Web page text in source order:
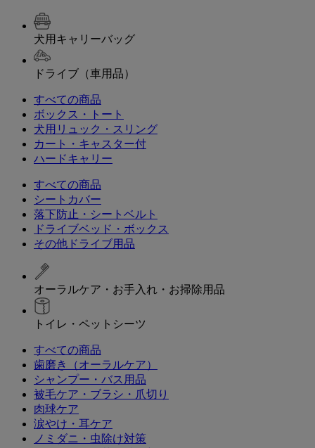
犬用キャリーバッグ
ドライブ（車用品）
すべての商品
ボックス・トート
犬用リュック・スリング
カート・キャスター付
ハードキャリー
すべての商品
シートカバー
落下防止・シートベルト
ドライブベッド・ボックス
その他ドライブ用品
オーラルケア・お手入れ・お掃除用品
トイレ・ペットシーツ
すべての商品
歯磨き（オーラルケア）
シャンプー・バス用品
被毛ケア・ブラシ・爪切り
肉球ケア
涙やけ・耳ケア
ノミダニ・虫除け対策